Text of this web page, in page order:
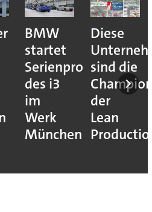
BMW
startet
Serienproduktion
des i3
im
Werk
München
Diese
sind die
der
Lean